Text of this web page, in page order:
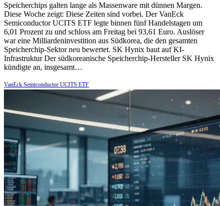
Speicherchips galten lange als Massenware mit dünnen Margen.
Diese Woche zeigt: Diese Zeiten sind vorbei. Der VanEck
Semiconductor UCITS ETF legte binnen fünf Handelstagen um
6,01 Prozent zu und schloss am Freitag bei 93,61 Euro. Auslöser
war eine Milliardeninvestition aus Südkorea, die den gesamten
Speicherchip-Sektor neu bewertet. SK Hynix baut auf KI-
Infrastruktur Der südkoreanische Speicherchip-Hersteller SK Hynix
kündigte an, insgesamt…
VanEck Semiconductor UCITS ETF